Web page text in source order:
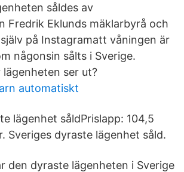
såldes av
Fredrik Eklunds mäklarbyrå och
på Instagramatt våningen är
någonsin sålts i Sverige.
ser ut?
automatiskt
lägenhet såldPrislapp: 104,5
Sveriges dyraste lägenhet såld.
den dyraste lägenheten i Sverige